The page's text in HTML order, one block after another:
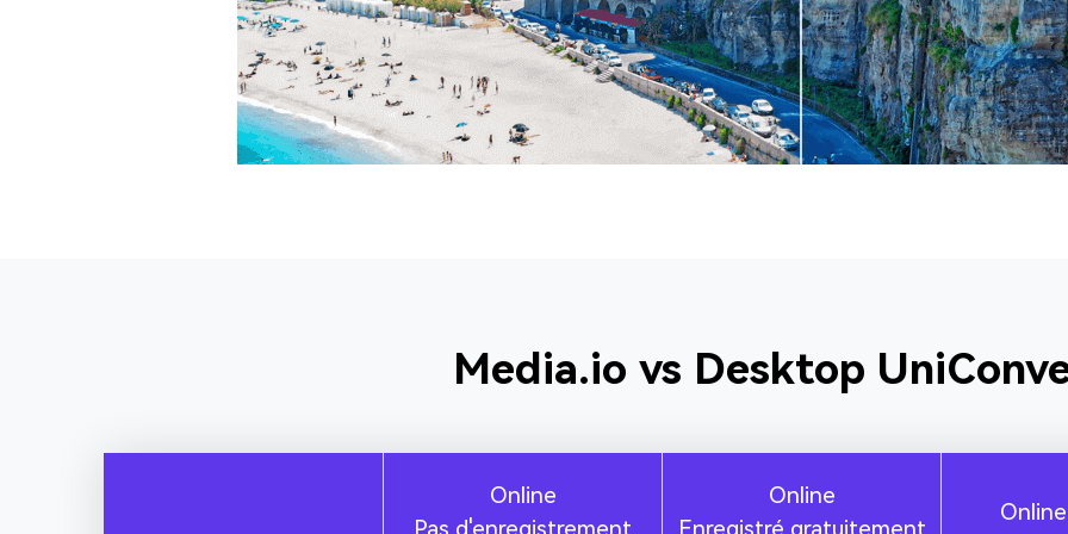
Media.io vs Desktop
Online
Online